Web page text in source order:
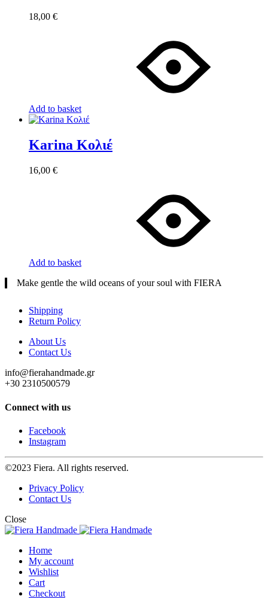
18,00 €
Add to basket
Karina Κολιέ
16,00 €
Add to basket
Make gentle the wild oceans of your soul with FIERA
Shipping
Return Policy
About Us
Contact Us
info@fierahandmade.gr
+30 2310500579
Connect with us
Facebook
Instagram
©2023 Fiera. All rights reserved.
Privacy Policy
Contact Us
Close
Home
My account
Wishlist
Cart
Checkout